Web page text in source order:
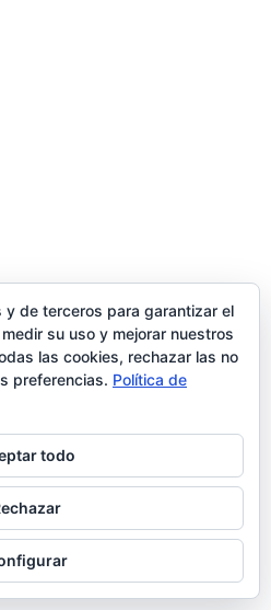
y de terceros para garantizar el
su uso y mejorar nuestros
las cookies, rechazar las no
preferencias. Política de
todo